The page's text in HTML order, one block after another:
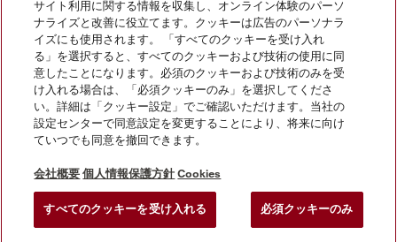
会社概要
法的通知
個人情報保護方針
InstagramのMiele
YoutubeのMiele
サイト利用に関する情報を収集し、オンライン体験のパーソ
ナライズと改善に役立てます。クッキーは広告のパーソナラ
イズにも使用されます。 「すべてのクッキーを受け入れ
る」を選択すると、すべてのクッキーおよび技術の使用に同
意したことになります。必須のクッキーおよび技術のみを受
け入れる場合は、「必須クッキーのみ」を選択してくださ
い。詳細は「クッキー設定」でご確認いただけます。当社の
設定センターで同意設定を変更することにより、将来に向け
ていつでも同意を撤回できます。
会社概要 個人情報保護方針 Cookies
すべてのクッキーを受け入れる 必須クッキーのみ